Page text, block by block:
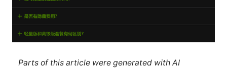
Parts of this article were generated with AI